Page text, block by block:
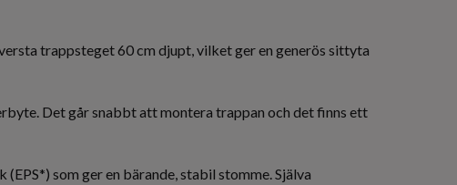
trappsteget 60 cm djupt, vilket ger en generös sittyta
Det går snabbt att montera trappan och det finns ett
som ger en bärande, stabil stomme. Själva